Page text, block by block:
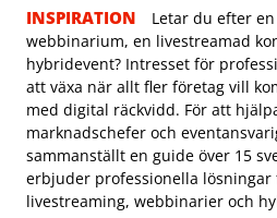
INSPIRATION
Letar du efter
webbinarium, en livestreamad
hybridevent? Intresset för
att växa när allt fler företag vill
med digital räckvidd. För att
marknadschefer och
sammanställt en guide över 15
erbjuder professionella lösningar
livestreaming, webbinarier och